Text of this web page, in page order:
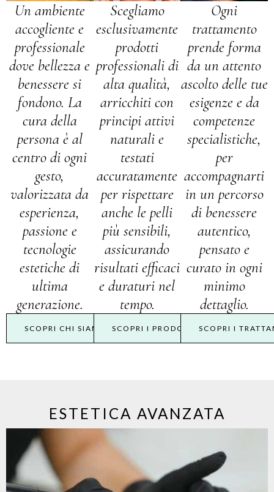
Un ambiente
accogliente e
professionale
dove bellezza e
benessere si
fondono. La
cura della
persona è al
centro di ogni
gesto,
valorizzata da
esperienza,
passione e
tecnologie
estetiche di
ultima
generazione.
SCOPRI CHI SIAMO
Scegliamo
esclusivamente
prodotti
professionali di
alta qualità,
arricchiti con
principi attivi
naturali e
testati
accuratamente
per rispettare
anche le pelli
più sensibili,
assicurando
risultati efficaci
e duraturi nel
tempo.
SCOPRI I PRODOTTI
Ogni
trattamento
prende forma
da un attento
ascolto delle tue
esigenze e da
competenze
specialistiche,
per
accompagnarti
in un percorso
di benessere
autentico,
pensato e
curato in ogni
minimo
dettaglio.
SCOPRI I
ESTETICA AVANZATA